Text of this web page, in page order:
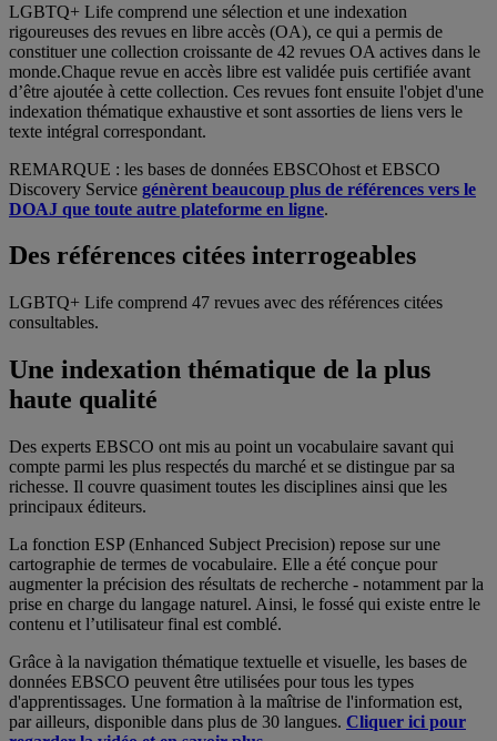
LGBTQ+ Life comprend une sélection et une indexation
rigoureuses des revues en libre accès (OA), ce qui a permis de
constituer une collection croissante de 42 revues OA actives dans le
monde.Chaque revue en accès libre est validée puis certifiée avant
d’être ajoutée à cette collection. Ces revues font ensuite l'objet d'une
indexation thématique exhaustive et sont assorties de liens vers le
texte intégral correspondant.
REMARQUE : les bases de données EBSCOhost et EBSCO
Discovery Service génèrent beaucoup plus de références vers le
DOAJ que toute autre plateforme en ligne.
Des références citées interrogeables
LGBTQ+ Life comprend 47 revues avec des références citées
consultables.
Une indexation thématique de la plus
haute qualité
Des experts EBSCO ont mis au point un vocabulaire savant qui
compte parmi les plus respectés du marché et se distingue par sa
richesse. Il couvre quasiment toutes les disciplines ainsi que les
principaux éditeurs.
La fonction ESP (Enhanced Subject Precision) repose sur une
cartographie de termes de vocabulaire. Elle a été conçue pour
augmenter la précision des résultats de recherche - notamment par la
prise en charge du langage naturel. Ainsi, le fossé qui existe entre le
contenu et l’utilisateur final est comblé.
Grâce à la navigation thématique textuelle et visuelle, les bases de
données EBSCO peuvent être utilisées pour tous les types
d'apprentissages. Une formation à la maîtrise de l'information est,
par ailleurs, disponible dans plus de 30 langues. Cliquer ici pour